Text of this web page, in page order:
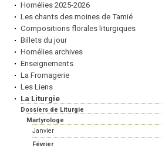
Homélies 2025-2026
Les chants des moines de Tamié
Compositions florales liturgiques
Billets du jour
Homélies archives
Enseignements
La Fromagerie
Les Liens
La Liturgie
Dossiers de Liturgie
Martyrologe
Janvier
Février